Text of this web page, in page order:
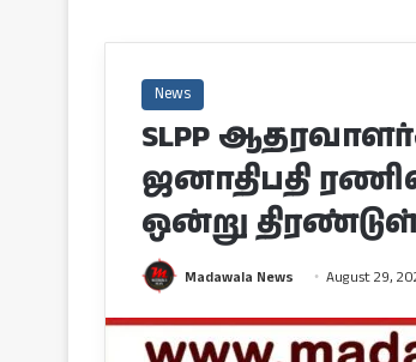
News
SLPP
ஜனாதிபதி
ஒன்று
Madawala News August 29,